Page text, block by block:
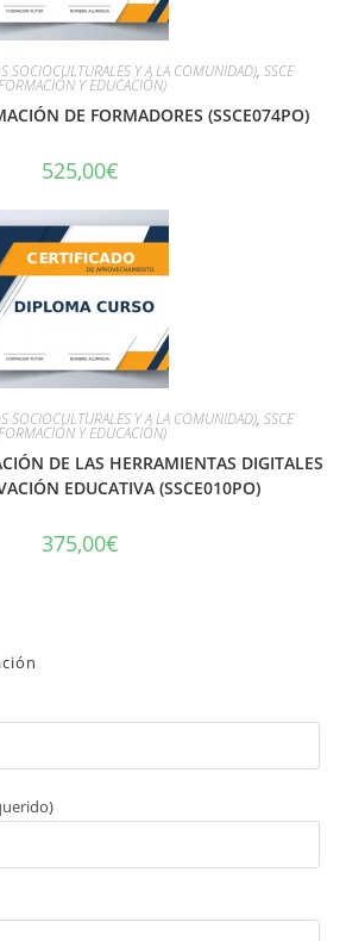
SOCIOCULTURALES Y A LA COMUNIDAD), SSCE
Y EDUCACIÓN)
DE FORMADORES (SSCE074PO)
525,00€
SOCIOCULTURALES Y A LA COMUNIDAD), SSCE
Y EDUCACIÓN)
DE LAS HERRAMIENTAS DIGITALES
EDUCATIVA (SSCE010PO)
375,00€